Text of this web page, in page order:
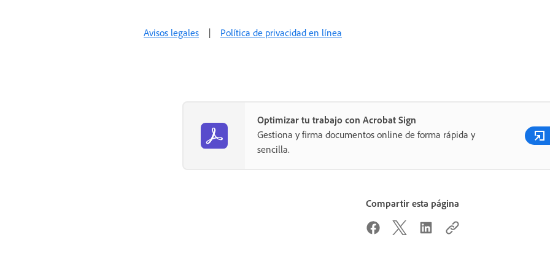
Avisos legales | Política de privacidad en línea
Optimizar tu trabajo con Acrobat Sign
Gestiona y firma documentos online de forma rápida y
sencilla.
Compartir esta página